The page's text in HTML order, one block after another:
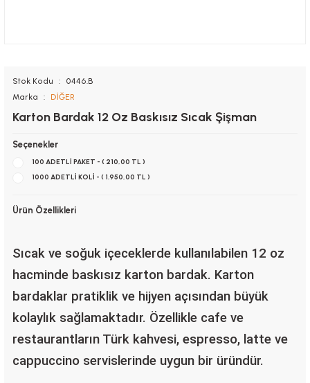
Stok Kodu
0446.B
Marka
DİĞER
Karton Bardak 12 Oz Baskısız Sıcak Şişman
Seçenekler
100 ADETLİ PAKET - ( 210,00 TL )
1000 ADETLİ KOLİ - ( 1.950,00 TL )
Ürün Özellikleri
Sıcak ve soğuk içeceklerde kullanılabilen 12 oz
hacminde baskısız karton bardak. Karton
bardaklar pratiklik ve hijyen açısından büyük
kolaylık sağlamaktadır. Özellikle cafe ve
restaurantların Türk kahvesi, espresso, latte ve
cappuccino servislerinde uygun bir üründür.